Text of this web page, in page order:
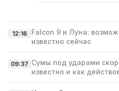
12:16
Falcon 9 и Луна:
известно сейчас
09:37 Сумы под ударами
известно и как